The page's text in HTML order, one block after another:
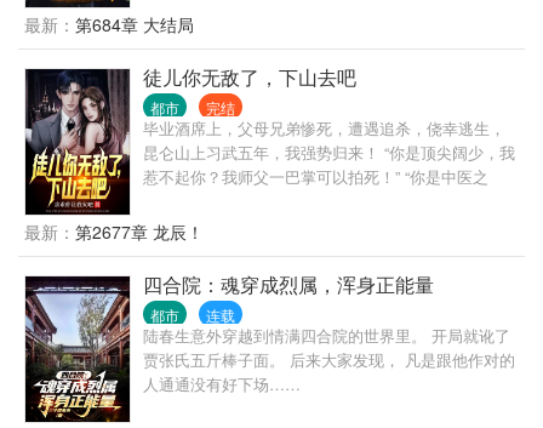
100点。” “恭喜你率领小弟做起了正当生意，奖励善功
500点。” “恭喜你资助福利院五百万，奖励善功5000
点。” ...... 在发现善功能够用来兑换各种东西后，沈栋
彻底爱上了做善事。 黄志诚：一千万善款？你确定捐
款人是洪兴的扛把子？ 李文彬：很难相信这个与孩子
们玩在一起的人是个江湖大佬。 陆启昌：沈栋有慈善
护体，我们动不了他。 ...... 我是洪兴扛把子沈栋，一
不留神，从一个古惑仔变成了港岛最有名的大富豪和
最新： 第684章 大结局
徒儿你无敌了，下山去吧
都市 完结
毕业酒席上，父母兄弟惨死，遭遇追杀，侥幸逃生，
昆仑山上习武五年，我强势归来！ “你是顶尖阔少，我
惹不起你？我师父一巴掌可以拍死！” “你是中医之
是宗师武者，一人之下，万人之上？我师父坐镇昆
仑，天下宗师来拜！” “你是江南王，权倾天下？我师
父曾为帝师，是你上司的上司！” “你亿万家产，左右
世界金融走向？我师父掌控印钞机，你的钱是他发行
的！” 这样的无敌师傅，叶北辰有99个。
最新： 第2677章 龙辰！
四合院：魂穿成烈属，浑身正能量
都市 连载
陆春生意外穿越到情满四合院的世界里。 开局就讹了
贾张氏五斤棒子面。 后来大家发现， 凡是跟他作对的
人通通没有好下场……